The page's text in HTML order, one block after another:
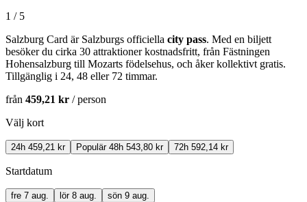
1 / 5
Salzburg Card är Salzburgs officiella city pass. Med en biljett
besöker du cirka 30 attraktioner kostnadsfritt, från Fästningen
Hohensalzburg till Mozarts födelsehus, och åker kollektivt gratis.
Tillgänglig i 24, 48 eller 72 timmar.
från 459,21 kr / person
Välj kort
24h 459,21 kr Populär 48h 543,80 kr 72h 592,14 kr
Startdatum
fre 7 aug. lör 8 aug. sön 9 aug.